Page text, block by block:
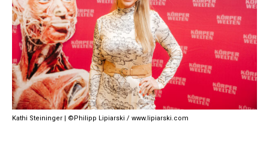
Kathi Steininger | ©Philipp Lipiarski / www.lipiarski.com